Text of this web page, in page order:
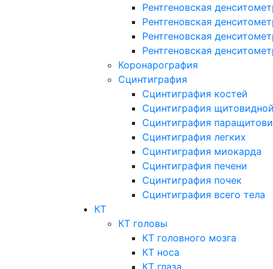
Рентгеновская
Рентгеновская
Рентгеновская
Рентгеновская
Коронарография
Сцинтиграфия
Сцинтиграфия костей
Сцинтиграфия
Сцинтиграфия
Сцинтиграфия легких
Сцинтиграфия миокарда
Сцинтиграфия печени
Сцинтиграфия почек
Сцинтиграфия всего тела
КТ
КТ головы
КТ головного мозга
КТ носа
КТ глаза